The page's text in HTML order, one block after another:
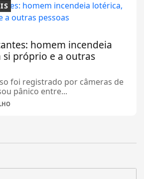
homem incendeia
si próprio e a outras
foi registrado por câmeras de
pânico entre...